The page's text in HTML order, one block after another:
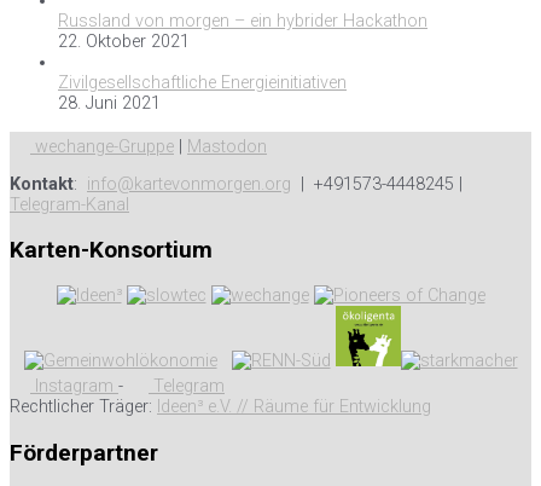
Russland von morgen – ein hybrider Hackathon
22. Oktober 2021
Zivilgesellschaftliche Energieinitiativen
28. Juni 2021
wechange-Gruppe
Mastodon
Kontakt: info@kartevonmorgen.org | +491573-4448245 |
Telegram-Kanal
Karten-Konsortium
Instagram -
Telegram
Rechtlicher Träger: Ideen³ e.V. // Räume für Entwicklung
Förderpartner